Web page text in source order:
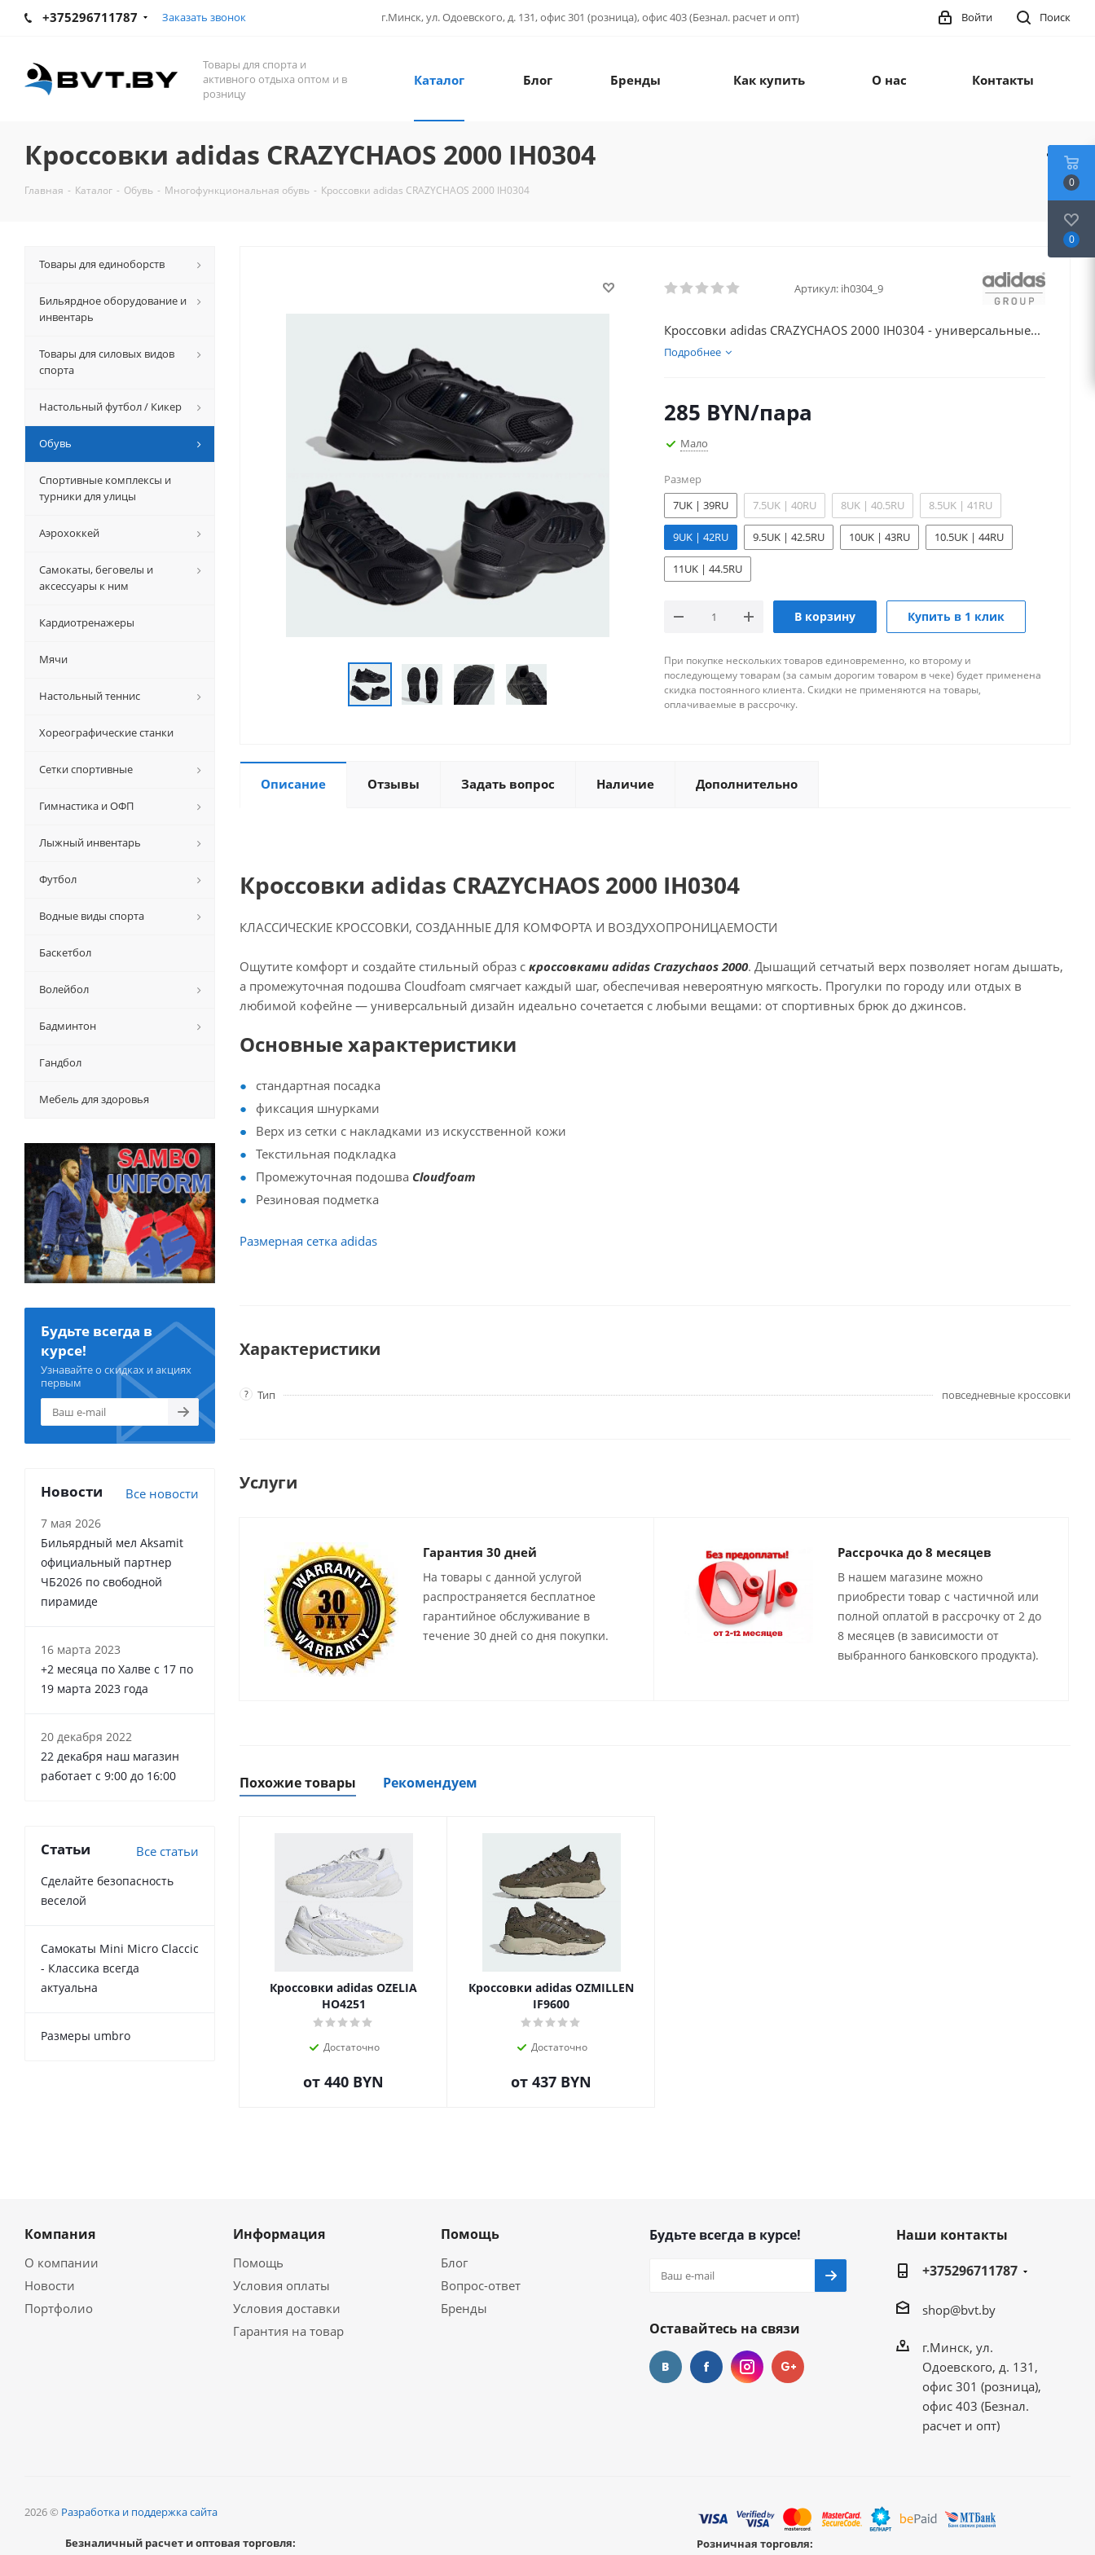
+375296711787 Заказать звонок г.Минск, ул. Одоевского, д. 131, офис 301 (розница), офис 403 (Безнал. расчет и опт) Поиск
Войти
Товары для спорта и
активного отдыха оптом и в
розницу
Каталог Блог Бренды Как купить О нас Контакты
Кроссовки adidas CRAZYCHAOS 2000 IH0304
Главная - Каталог - Обувь - Многофункциональная обувь - Кроссовки adidas CRAZYCHAOS 2000 IH0304
Артикул: ih0304_9
Кроссовки adidas CRAZYCHAOS 2000 IH0304 - универсальные...
Подробнее
285 BYN/пара
Мало
Размер
7UK | 39RU
7.5UK | 40RU 8UK | 40.5RU 8.5UK | 41RU
9UK | 42RU 9.5UK | 42.5RU 10UK | 43RU 10.5UK | 44RU
11UK | 44.5RU
В корзину Купить в 1 клик
При покупке нескольких товаров единовременно, ко второму и
последующему товарам (за самым дорогим товаром в чеке) будет применена
скидка постоянного клиента. Скидки не применяются на товары,
оплачиваемые в рассрочку.
Описание Отзывы Задать вопрос Наличие Дополнительно
Кроссовки adidas CRAZYCHAOS 2000 IH0304
КЛАССИЧЕСКИЕ КРОССОВКИ, СОЗДАННЫЕ ДЛЯ КОМФОРТА И ВОЗДУХОПРОНИЦАЕМОСТИ
Ощутите комфорт и создайте стильный образ с кроссовками adidas Crazychaos 2000. Дышащий сетчатый верх позволяет ногам дышать,
а промежуточная подошва Cloudfoam смягчает каждый шаг, обеспечивая невероятную мягкость. Прогулки по городу или отдых в
любимой кофейне — универсальный дизайн идеально сочетается с любыми вещами: от спортивных брюк до джинсов.
Основные характеристики
стандартная посадка
фиксация шнурками
Верх из сетки с накладками из искусственной кожи
Текстильная подкладка
Промежуточная подошва Cloudfoam
Резиновая подметка
Размерная сетка adidas
Характеристики
? Тип повседневные кроссовки
Услуги
Гарантия 30 дней
На товары с данной услугой
распространяется бесплатное
гарантийное обслуживание в
течение 30 дней со дня покупки.
Рассрочка до 8 месяцев
В нашем магазине можно
приобрести товар с частичной или
полной оплатой в рассрочку от 2 до
8 месяцев (в зависимости от
выбранного банковского продукта).
Похожие товары Рекомендуем
Кроссовки adidas OZELIA
HO4251
Достаточно
от 440 BYN
Кроссовки adidas OZMILLEN
IF9600
Достаточно
от 437 BYN
Товары для единоборств
Бильярдное оборудование и
инвентарь
Товары для силовых видов
спорта
Настольный футбол / Кикер
Обувь
Спортивные комплексы и
турники для улицы
Аэрохоккей
Самокаты, беговелы и
аксессуары к ним
Кардиотренажеры
Мячи
Настольный теннис
Хореографические станки
Сетки спортивные
Гимнастика и ОФП
Лыжный инвентарь
Футбол
Водные виды спорта
Баскетбол
Волейбол
Бадминтон
Гандбол
Мебель для здоровья
Будьте всегда в
курсе!
Узнавайте о скидках и акциях
первым
Новости Все новости
7 мая 2026
Бильярдный мел Aksamit
официальный партнер
ЧБ2026 по свободной
пирамиде
16 марта 2023
+2 месяца по Халве с 17 по
19 марта 2023 года
20 декабря 2022
22 декабря наш магазин
работает с 9:00 до 16:00
Статьи Все статьи
Сделайте безопасность
веселой
Самокаты Mini Micro Claccic
- Классика всегда
актуальна
Размеры umbro
Компания
О компании
Новости
Портфолио
Информация
Помощь
Условия оплаты
Условия доставки
Гарантия на товар
Помощь
Блог
Вопрос-ответ
Бренды
Будьте всегда в курсе!
Оставайтесь на связи
Наши контакты
+375296711787
shop@bvt.by
г.Минск, ул.
Одоевского, д. 131,
офис 301 (розница),
офис 403 (Безнал.
расчет и опт)
2026 © Разработка и поддержка сайта
Безналичный расчет и оптовая торговля: Розничная торговля:
0
0